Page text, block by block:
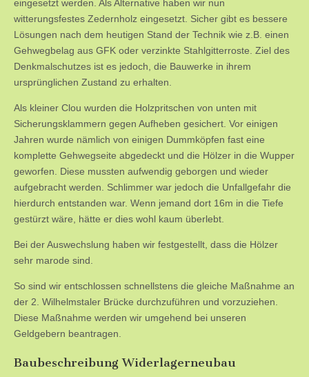
eingesetzt werden. Als Alternative haben wir nun
witterungsfestes Zedernholz eingesetzt. Sicher gibt es bessere
Lösungen nach dem heutigen Stand der Technik wie z.B. einen
Gehwegbelag aus GFK oder verzinkte Stahlgitterroste. Ziel des
Denkmalschutzes ist es jedoch, die Bauwerke in ihrem
ursprünglichen Zustand zu erhalten.
Als kleiner Clou wurden die Holzpritschen von unten mit
Sicherungsklammern gegen Aufheben gesichert. Vor einigen
Jahren wurde nämlich von einigen Dummköpfen fast eine
komplette Gehwegseite abgedeckt und die Hölzer in die Wupper
geworfen. Diese mussten aufwendig geborgen und wieder
aufgebracht werden. Schlimmer war jedoch die Unfallgefahr die
hierdurch entstanden war. Wenn jemand dort 16m in die Tiefe
gestürzt wäre, hätte er dies wohl kaum überlebt.
Bei der Auswechslung haben wir festgestellt, dass die Hölzer
sehr marode sind.
So sind wir entschlossen schnellstens die gleiche Maßnahme an
der 2. Wilhelmstaler Brücke durchzuführen und vorzuziehen.
Diese Maßnahme werden wir umgehend bei unseren
Geldgebern beantragen.
Baubeschreibung Widerlagerneubau